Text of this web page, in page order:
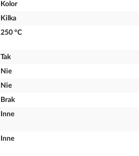
Kolor
Kilka
250 °C
Tak
Nie
Nie
Brak
Inne
Inne